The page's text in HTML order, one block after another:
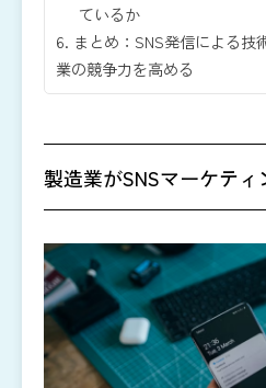
ているか
6. まとめ：SNS発信による技
業の競争力を高める
製造業がSNSマーケテ